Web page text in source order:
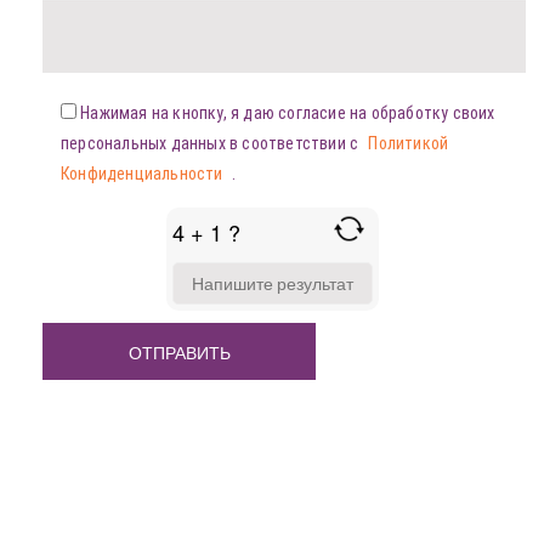
Нажимая на кнопку, я даю согласие на обработку своих
персональных данных в соответствии с
Политикой
Конфиденциальности
4 + 1 ?
FOR
+